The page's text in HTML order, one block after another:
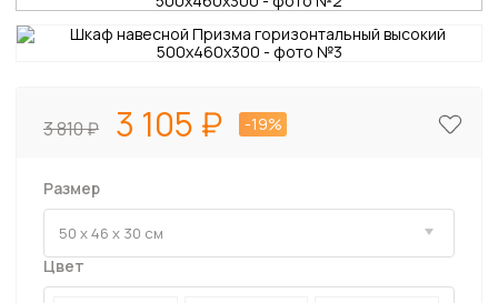
3 810 3 105 -19%
Размер
Цвет